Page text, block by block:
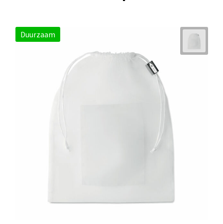
Duurzaam